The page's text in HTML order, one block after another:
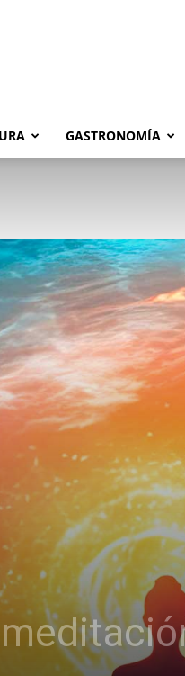
GASTRONOMÍA